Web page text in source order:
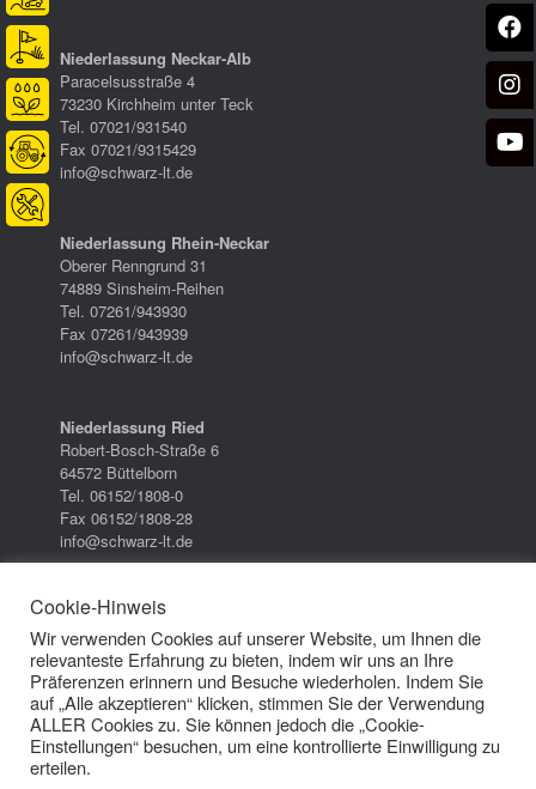
Niederlassung Neckar-Alb
Paracelsusstraße 4
73230 Kirchheim unter Teck
Tel. 07021/931540
Fax 07021/9315429
info@schwarz-lt.de
Niederlassung Rhein-Neckar
Oberer Renngrund 31
74889 Sinsheim-Reihen
Tel. 07261/943930
Fax 07261/943939
info@schwarz-lt.de
Niederlassung Ried
Robert-Bosch-Straße 6
64572 Büttelborn
Tel. 06152/1808-0
Fax 06152/1808-28
info@schwarz-lt.de
Datenschutzerklärung/Impressum/AGB
Cookie Einstellungen
Cookie-Hinweis
Wir verwenden Cookies auf unserer Website, um Ihnen die
relevanteste Erfahrung zu bieten, indem wir uns an Ihre
Präferenzen erinnern und Besuche wiederholen. Indem Sie
auf „Alle akzeptieren“ klicken, stimmen Sie der Verwendung
ALLER Cookies zu. Sie können jedoch die „Cookie-
Einstellungen“ besuchen, um eine kontrollierte Einwilligung zu
erteilen.